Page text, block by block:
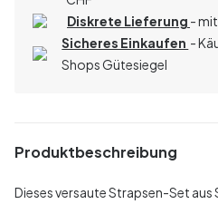
Diskrete Lieferung -
Sicheres Einkaufen -
Shops Gütesiegel
Produktbeschreibung
Dieses versaute Strapsen-Set aus